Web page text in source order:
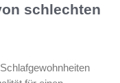
schlechten